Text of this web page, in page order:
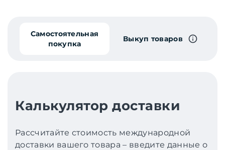
Самостоятельная
покупка
Выкуп товаров
Калькулятор доставки
Рассчитайте стоимость международной
доставки вашего товара – введите данные о